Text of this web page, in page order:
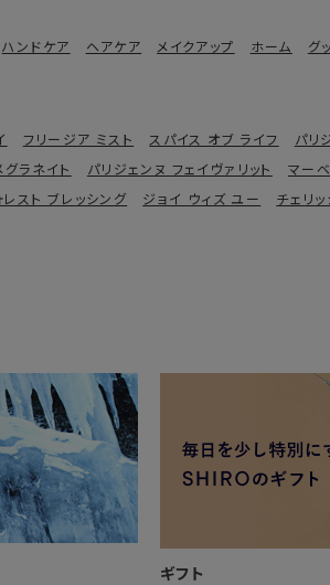
ハンドケア ヘアケア メイクアップ ホーム グ
フリージア ミスト スパイス オブ ライフ パリ
グラネイト パリジェンヌ フェイヴァリット マー
レスト ブレッシング ジョイ ウィズ ユー チェリ
ギフト